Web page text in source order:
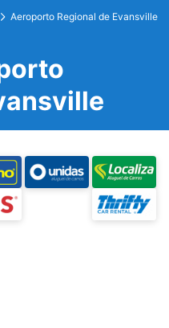
Aeroporto Regional de Evansville